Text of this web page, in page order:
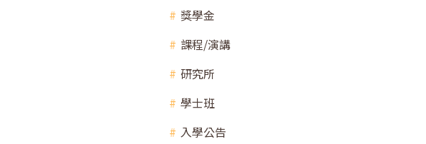
獎學金
課程/演講
研究所
學士班
入學公告